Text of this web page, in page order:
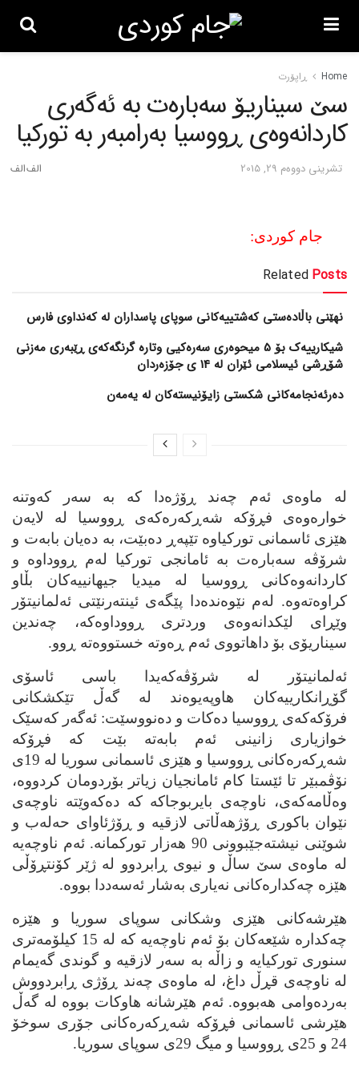
Home ڕاپۆرت
سێ سیناریۆ سه‌باره‌ت به‌ ئه‌گه‌ری
کاردانه‌وه‌ی ڕووسیا به‌رامبه‌ر به‌ تورکیا
تشرینی دووه‌م 29, 2015
جام کوردی:
Related Posts
نهێنی باڵادەستی کەشتییەکانی سوپای پاسداران لە کەنداوی فارس
شیکارییەک بۆ 5 میحوەری سەرەکیی وتارە گرنگەکەی ڕێبەری مەزنی
شۆڕشی ئیسلامی ئێران لە 14 ی جۆزەردان
دەرئەنجامەکانی شکستی زایۆنیستەکان لە یەمەن
له‌ ماوه‌ی ئه‌م چه‌ند ڕۆژه‌دا که‌ به‌ سه‌ر که‌وتنه‌
خواره‌وه‌ی فڕۆکه‌ شه‌ڕکه‌ره‌که‌ی ڕووسیا له‌ لایه‌ن
هێزی ئاسمانی تورکیاوه‌ تێپه‌ڕ ده‌بێت، به‌ ده‌یان بابه‌ت و
شرۆڤه‌ سه‌باره‌ت به‌ ئامانجی تورکیا له‌م ڕووداوه‌ و
کاردانه‌وه‌کانی ڕووسیا له‌ میدیا جیهانییه‌کان بڵاو
کراوه‌ته‌وه‌. له‌م نێوه‌نده‌دا پێگه‌ی ئینته‌رنێتی ئه‌لمانیتۆر
وێڕای لێکدانه‌وه‌ی وردتری ڕووداوه‌که‌، چه‌ندین
سیناریۆی بۆ داهاتووی ئه‌م ڕه‌وته‌ خستووه‌ته‌ ڕوو.
ئه‌لمانیتۆر له‌ شرۆڤه‌که‌یدا باسی ئاسۆی
گۆڕانکارییه‌کان هاوپه‌یوه‌ند له‌ گه‌ڵ تێکشکانی
فرۆکه‌که‌ی ڕووسیا ده‌کات و ده‌نووسێت: ئه‌گه‌ر که‌سێک
خوازیاری زانینی ئه‌م بابه‌ته‌ بێت که‌ فڕۆکه‌
شه‌ڕکه‌ره‌کانی ڕووسیا و هێزی ئاسمانی سوریا له‌ 19ی
نۆڤمبێر تا ئێستا کام ئامانجیان زیاتر بۆردومان کردووه‌،
وه‌ڵامه‌که‌ی، ناوچه‌ی بایربوجاکه‌ که‌ ده‌که‌وێته‌ ناوچه‌ی
نێوان باکوری ڕۆژهه‌ڵاتی لازقیه‌ و ڕۆژئاوای حه‌له‌ب و
شوێنی نیشته‌جێبوونی 90 هه‌زار تورکمانه‌. ئه‌م ناوچه‌یه‌
له‌ ماوه‌ی سێ ساڵ و نیوی ڕابردوو له ژێر‌ کۆنتڕۆڵی
هێزه‌ چه‌کداره‌کانی نه‌یاری به‌شار ئه‌سه‌ددا بووه‌.
هێرشه‌کانی هێزی وشکانی سوپای سوریا و هێزه‌
چه‌کداره‌ شێعه‌کان بۆ ئه‌م ناوچه‌یه‌ که‌ له‌ 15 کیلۆمه‌تری
سنوری تورکیایه‌ و زاڵه‌ به‌ سه‌ر لازقیه‌ و گوندی گه‌یمام
له‌ ناوچه‌ی قڕڵ داغ، له‌ ماوه‌ی چه‌ند ڕۆژی ڕابردووش
به‌رده‌وامی هه‌بووه‌. ئه‌م هێرشانه‌ هاوکات بووه‌ له‌ گه‌ڵ
هێرشی ئاسمانی فڕۆکه‌ شه‌ڕکه‌ره‌کانی جۆری سوخۆ
24 و 25ی ڕووسیا و میگ 29ی سوپای سوریا.